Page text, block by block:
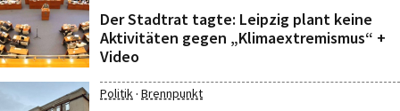
Der Stadtrat tagte: Leipzig plant keine
Aktivitäten gegen „Klimaextremismus“ +
Video
Politik· Brennpunkt